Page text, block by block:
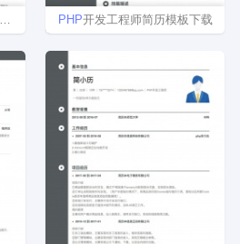
PHP开发工程师简历模板下载